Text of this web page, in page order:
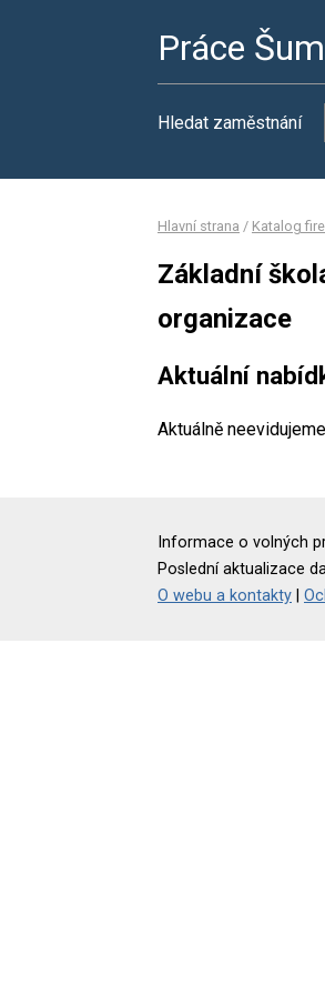
Práce
Hledat zaměstnání
Hlavní strana / Katalog
Základní
organizace
Aktuální
Aktuálně
Informace o volných
Poslední aktualizace
O webu a kontakty